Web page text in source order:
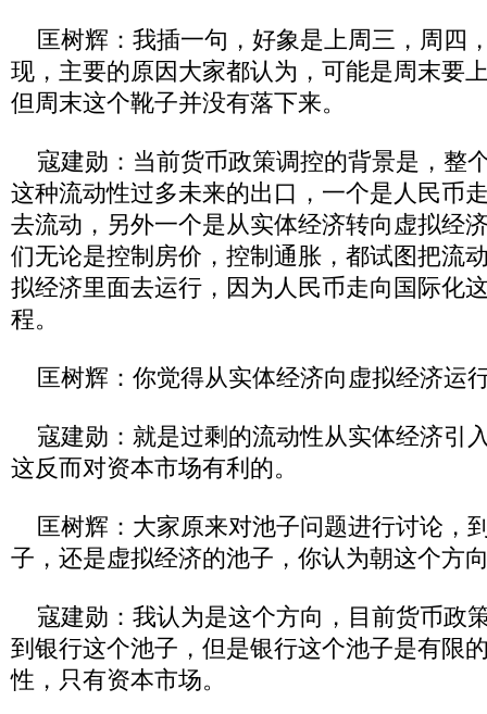
匡树辉：我插一句，好象是上周三，周四
现，主要的原因大家都认为，可能是周末要
但周末这个靴子并没有落下来。
寇建勋：当前货币政策调控的背景是，整
这种流动性过多未来的出口，一个是人民币
去流动，另外一个是从实体经济转向虚拟经
们无论是控制房价，控制通胀，都试图把流
拟经济里面去运行，因为人民币走向国际化
程。
匡树辉：你觉得从实体经济向虚拟经济运
寇建勋：就是过剩的流动性从实体经济引
这反而对资本市场有利的。
匡树辉：大家原来对池子问题进行讨论，
子，还是虚拟经济的池子，你认为朝这个方
寇建勋：我认为是这个方向，目前货币政
到银行这个池子，但是银行这个池子是有限
性，只有资本市场。